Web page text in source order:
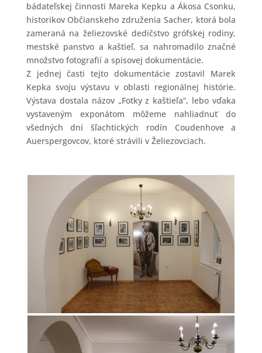
bádateľskej činnosti Mareka Kepku a Ákosa Csonku,
historikov Občianskeho združenia Sacher, ktorá bola
zameraná na želiezovské dedičstvo grófskej rodiny,
mestské panstvo a kaštieľ, sa nahromadilo značné
množstvo fotografií a spisovej dokumentácie.
Z jednej časti tejto dokumentácie zostavil Marek
Kepka svoju výstavu v oblasti regionálnej histórie.
Výstava dostala názov „Fotky z kaštieľa“, lebo vďaka
vystaveným exponátom môžeme nahliadnuť do
všedných dní šľachtických rodín Coudenhove a
Auerspergovcov, ktoré strávili v Želiezovciach.